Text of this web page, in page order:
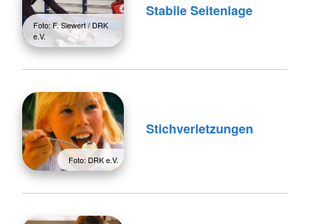
Foto: F. Siewert / DRK
e.V.
Stabile Seitenlage
Foto: DRK e.V.
Stichverletzungen